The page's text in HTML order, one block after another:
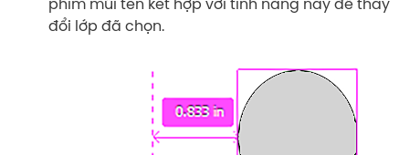
đổi lớp đã chọn.